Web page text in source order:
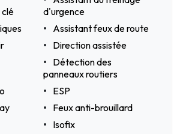
clé
d'urgence
Assistant feux de route
Direction assistée
Détection des
panneaux routiers
ESP
Feux anti-brouillard
Isofix